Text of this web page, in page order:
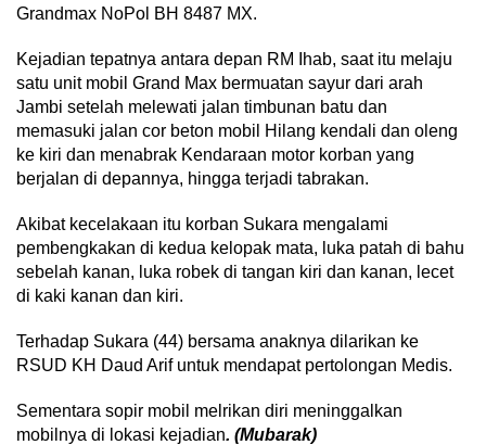
Grandmax NoPol BH 8487 MX.
Kejadian tepatnya antara depan RM Ihab, saat itu melaju
satu unit mobil Grand Max bermuatan sayur dari arah
Jambi setelah melewati jalan timbunan batu dan
memasuki jalan cor beton mobil Hilang kendali dan oleng
ke kiri dan menabrak Kendaraan motor korban yang
berjalan di depannya, hingga terjadi tabrakan.
Akibat kecelakaan itu korban Sukara mengalami
pembengkakan di kedua kelopak mata, luka patah di bahu
sebelah kanan, luka robek di tangan kiri dan kanan, lecet
di kaki kanan dan kiri.
Terhadap Sukara (44) bersama anaknya dilarikan ke
RSUD KH Daud Arif untuk mendapat pertolongan Medis.
Sementara sopir mobil melrikan diri meninggalkan
mobilnya di lokasi kejadian. (Mubarak)